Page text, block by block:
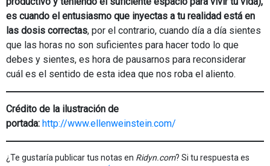
es cuando el entusiasmo que inyectas a tu realidad está en
las dosis correctas, por el contrario, cuando día a día sientes
que las horas no son suficientes para hacer todo lo que
debes y sientes, es hora de pausarnos para reconsiderar
cuál es el sentido de esta idea que nos roba el aliento.
Crédito de la ilustración de
portada: http://www.ellenweinstein.com/
¿Te gustaría publicar tus notas en Ridyn.com? Si tu respuesta es